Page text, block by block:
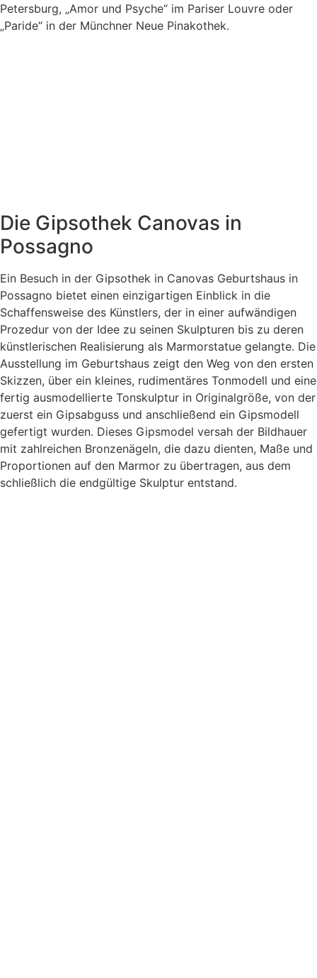
Petersburg, „Amor und Psyche“ im Pariser Louvre oder
„Paride“ in der Münchner Neue Pinakothek.
Die Gipsothek Canovas in
Possagno
Ein Besuch in der Gipsothek in Canovas Geburtshaus in
Possagno bietet einen einzigartigen Einblick in die
Schaffensweise des Künstlers, der in einer aufwändigen
Prozedur von der Idee zu seinen Skulpturen bis zu deren
künstlerischen Realisierung als Marmorstatue gelangte. Die
Ausstellung im Geburtshaus zeigt den Weg von den ersten
Skizzen, über ein kleines, rudimentäres Tonmodell und eine
fertig ausmodellierte Tonskulptur in Originalgröße, von der
zuerst ein Gipsabguss und anschließend ein Gipsmodell
gefertigt wurden. Dieses Gipsmodel versah der Bildhauer
mit zahlreichen Bronzenägeln, die dazu dienten, Maße und
Proportionen auf den Marmor zu übertragen, aus dem
schließlich die endgültige Skulptur entstand.